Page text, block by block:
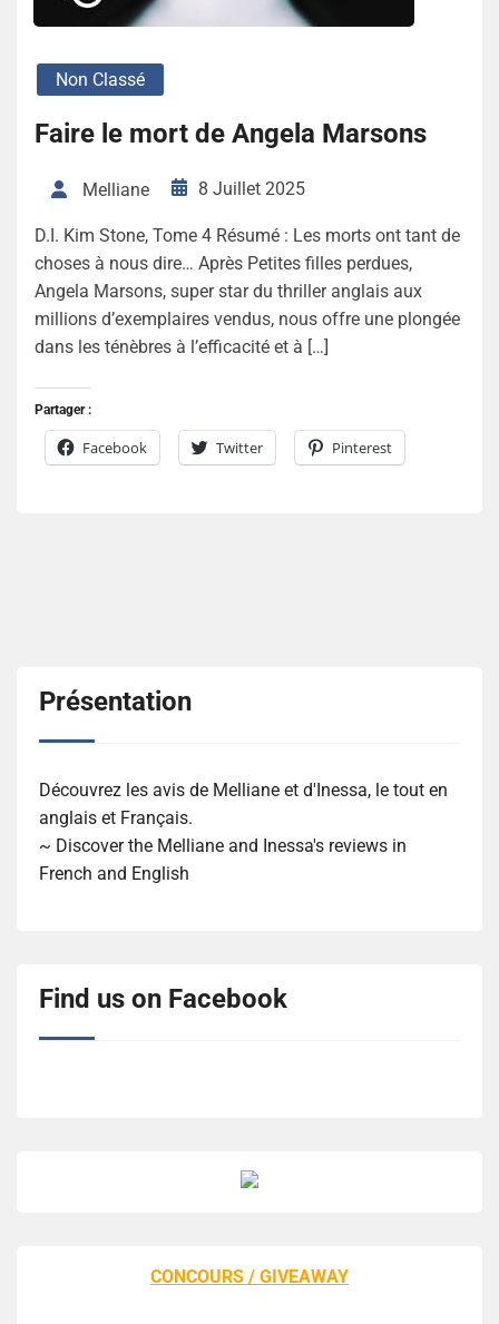
Non Classé
Faire le mort de Angela Marsons
Melliane 8 Juillet 2025
D.I. Kim Stone, Tome 4 Résumé : Les morts ont tant de
choses à nous dire… Après Petites filles perdues,
Angela Marsons, super star du thriller anglais aux
millions d’exemplaires vendus, nous offre une plongée
dans les ténèbres à l’efficacité et à […]
Partager :
Facebook Twitter Pinterest
Présentation
Découvrez les avis de Melliane et d'Inessa, le tout en
anglais et Français.
~ Discover the Melliane and Inessa's reviews in
French and English
Find us on Facebook
CONCOURS / GIVEAWAY